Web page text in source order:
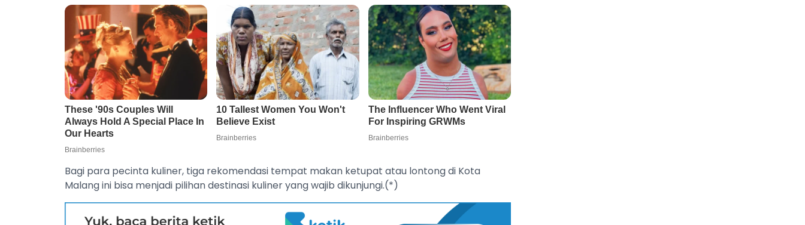
Bagi para pecinta kuliner, tiga rekomendasi tempat makan ketupat atau lontong di Kota
Malang ini bisa menjadi pilihan destinasi kuliner yang wajib dikunjungi.(*)